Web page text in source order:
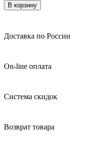
В корзину
Доставка по России
On-line оплата
Система скидок
Возврат товара